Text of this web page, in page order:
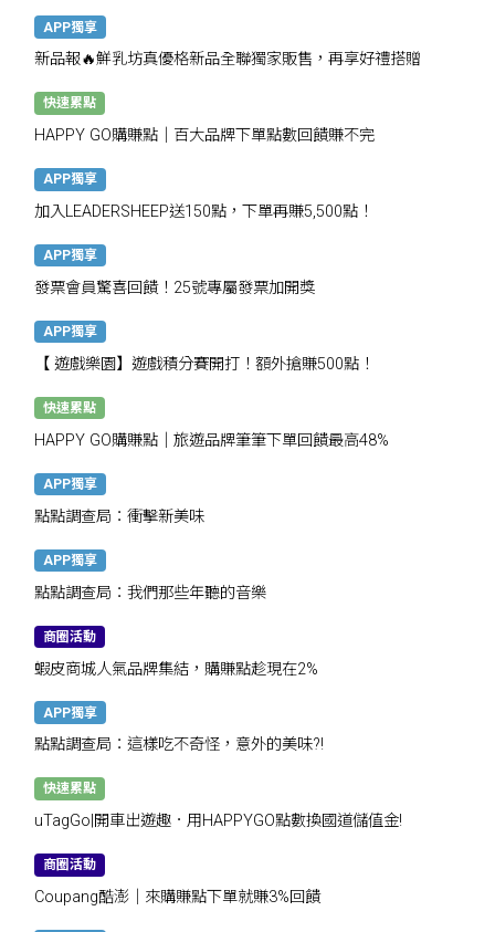
APP獨享
新品報🔥鮮乳坊真優格新品全聯獨家販售，再享好禮搭贈
快速累點
HAPPY GO購賺點｜百大品牌下單點數回饋賺不完
APP獨享
加入LEADERSHEEP送150點，下單再賺5,500點！
APP獨享
發票會員驚喜回饋！25號專屬發票加開獎
APP獨享
【 遊戲樂園】遊戲積分賽開打！額外搶賺500點！
快速累點
HAPPY GO購賺點｜旅遊品牌筆筆下單回饋最高48%
APP獨享
點點調查局：衝擊新美味
APP獨享
點點調查局：我們那些年聽的音樂
商圈活動
蝦皮商城人氣品牌集結，購賺點趁現在2%
APP獨享
點點調查局：這樣吃不奇怪，意外的美味?!
快速累點
uTagGo|開車出遊趣．用HAPPYGO點數換國道儲值金!
商圈活動
Coupang酷澎｜來購賺點下單就賺3%回饋